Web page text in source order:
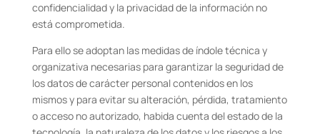
confidencialidad y la privacidad de la información no
está comprometida.
Para ello se adoptan las medidas de índole técnica y
organizativa necesarias para garantizar la seguridad de
los datos de carácter personal contenidos en los
mismos y para evitar su alteración, pérdida, tratamiento
o acceso no autorizado, habida cuenta del estado de la